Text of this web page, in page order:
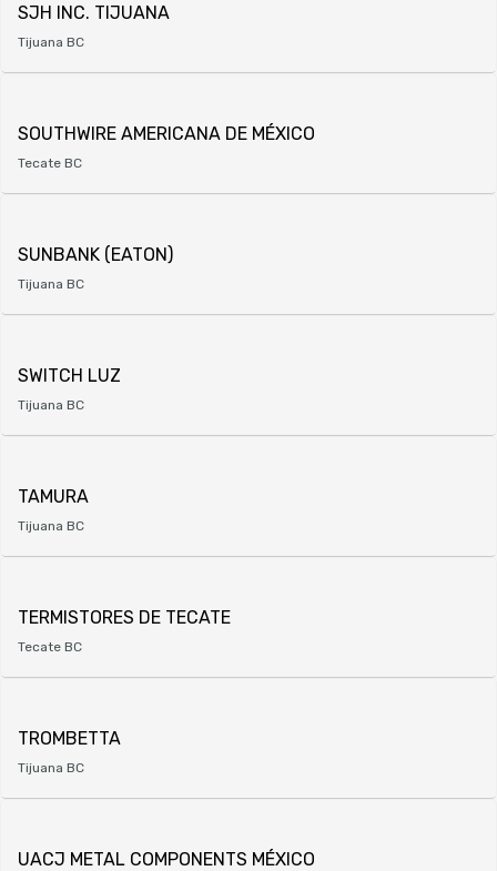
SJH INC. TIJUANA
Tijuana BC
SOUTHWIRE AMERICANA DE MÉXICO
Tecate BC
SUNBANK (EATON)
Tijuana BC
SWITCH LUZ
Tijuana BC
TAMURA
Tijuana BC
TERMISTORES DE TECATE
Tecate BC
TROMBETTA
Tijuana BC
UACJ METAL COMPONENTS MÉXICO